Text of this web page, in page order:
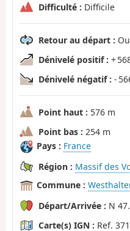
Difficulté : Difficile
Retour au départ :
Dénivelé positif : +
Dénivelé négatif : -
Point haut : 576 m
Point bas : 254 m
Pays : France
Région : Massif des
Commune :
Départ/Arrivée : N
Carte(s) IGN : Ref.